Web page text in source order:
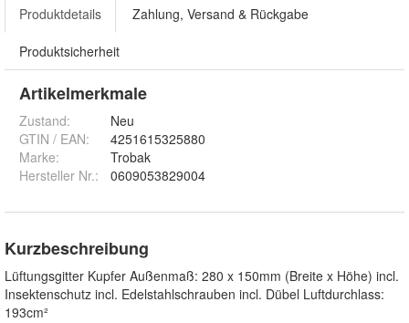
Produktdetails Zahlung, Versand & Rückgabe
Produktsicherheit
Artikelmerkmale
Zustand:
Neu
GTIN / EAN:
4251615325880
Marke:
Trobak
Hersteller Nr.:
0609053829004
Kurzbeschreibung
Lüftungsgitter Kupfer Außenmaß: 280 x 150mm (Breite x Höhe) incl.
Insektenschutz incl. Edelstahlschrauben incl. Dübel Luftdurchlass:
193cm²